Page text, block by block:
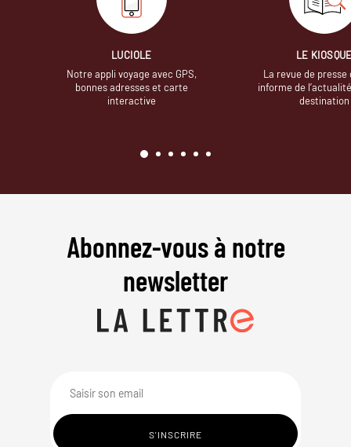
LUCIOLE
Notre appli voyage avec GPS,
bonnes adresses et carte
interactive
LE
La revue de presse
informe de
destination
Abonnez-vous à notre
newsletter